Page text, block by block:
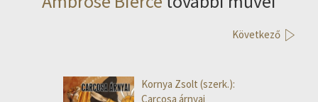
Következő
Kornya Zsolt (szerk.):
Carcosa árnyai